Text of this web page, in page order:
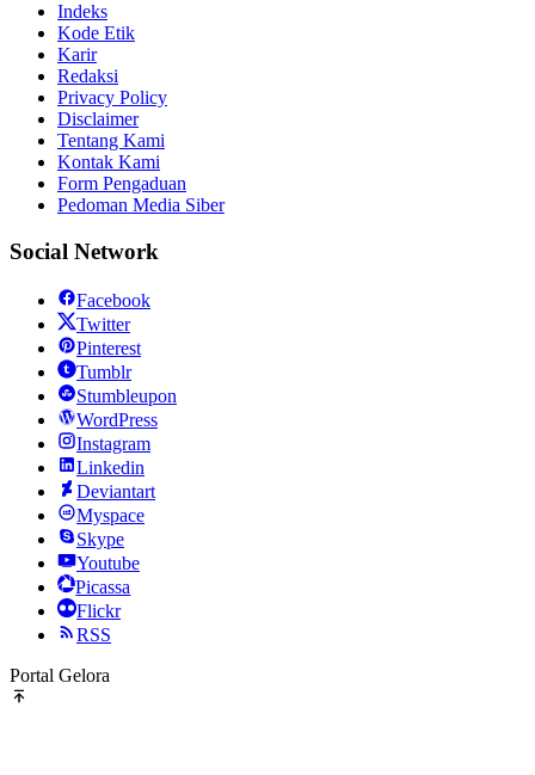
Indeks
Kode Etik
Karir
Redaksi
Privacy Policy
Disclaimer
Tentang Kami
Kontak Kami
Form Pengaduan
Pedoman Media Siber
Social Network
Facebook
Twitter
Pinterest
Tumblr
Stumbleupon
WordPress
Instagram
Linkedin
Deviantart
Myspace
Skype
Youtube
Picassa
Flickr
RSS
Portal Gelora